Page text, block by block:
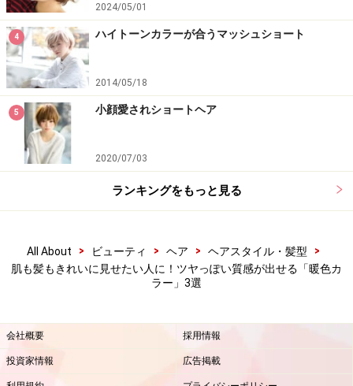
2024/05/01
4 ハイトーンカラーが合うマッシュショート
2014/05/18
5 小顔愛されショートヘア
2020/07/03
ランキングをもっと見る
All About > ビューティ > ヘア > ヘアスタイル・髪型
>
肌も髪もきれいに見せたい人に！ツヤっぽい質感が出せる「暖色カ
ラー」3選
会社概要 採用情報
投資家情報 広告掲載